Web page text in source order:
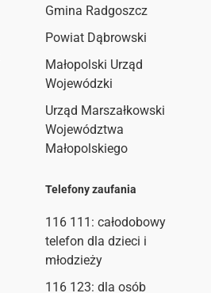
Gmina Radgoszcz
Powiat Dąbrowski
Małopolski Urząd
Wojewódzki
Urząd Marszałkowski
Województwa
Małopolskiego
Telefony zaufania
116 111 : całodobowy
telefon dla dzieci i
młodzieży
116 123: dla osób